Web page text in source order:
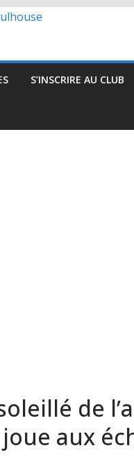
S’INSCRIRE AU CLUB
de
aux